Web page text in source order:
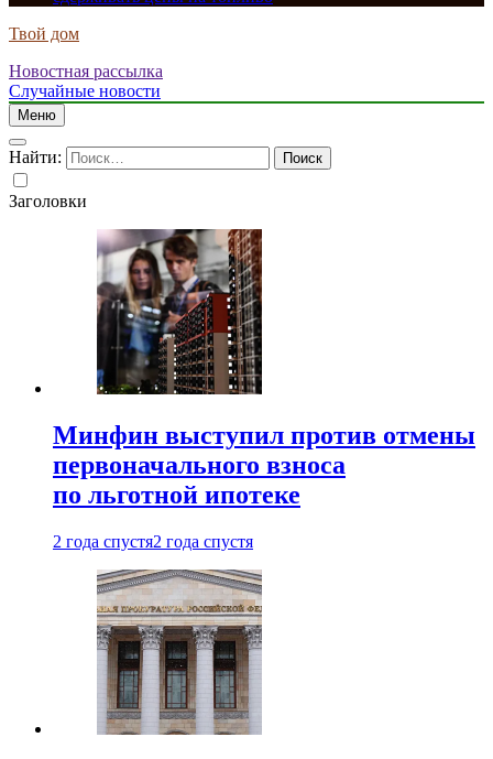
Твой дом
Новостная рассылка
Случайные новости
Меню
Найти:
Заголовки
Минфин выступил против отмены
первоначального взноса
по льготной ипотеке
2 года спустя2 года спустя